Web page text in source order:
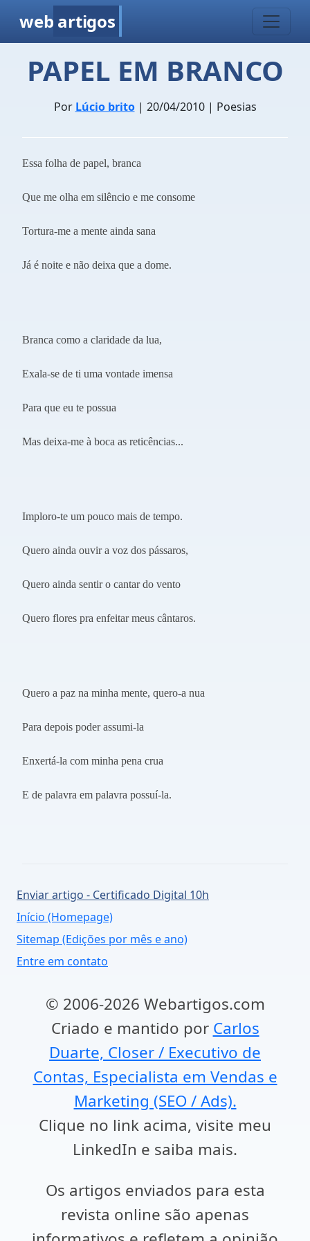
web artigos
PAPEL EM BRANCO
Por Lúcio brito| 20/04/2010 | Poesias
Essa folha de papel, branca
Que me olha em silêncio e me consome
Tortura-me a mente ainda sana
Já é noite e não deixa que a dome.
Branca como a claridade da lua,
Exala-se de ti uma vontade imensa
Para que eu te possua
Mas deixa-me à boca as reticências...
Imploro-te um pouco mais de tempo.
Quero ainda ouvir a voz dos pássaros,
Quero ainda sentir o cantar do vento
Quero flores pra enfeitar meus cântaros.
Quero a paz na minha mente, quero-a nua
Para depois poder assumi-la
Enxertá-la com minha pena crua
E de palavra em palavra possuí-la.
Enviar artigo - Certificado Digital 10h
Início (Homepage)
Sitemap (Edições por mês e ano)
Entre em contato
© 2006-2026 Webartigos.com
Criado e mantido por Carlos
Duarte, Closer / Executivo de
Contas, Especialista em Vendas e
Marketing (SEO / Ads).
Clique no link acima, visite meu
LinkedIn e saiba mais.
Os artigos enviados para esta
revista online são apenas